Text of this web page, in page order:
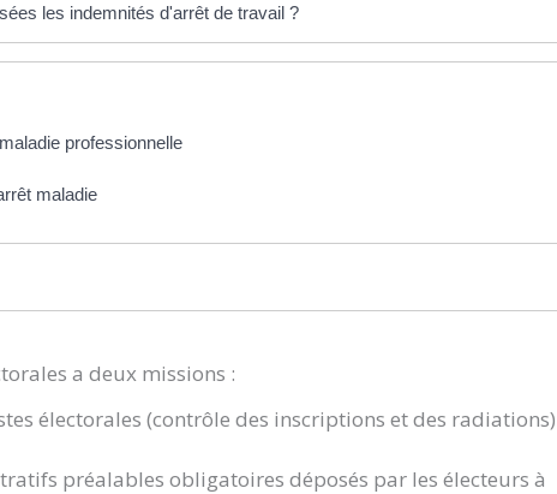
les indemnités d'arrêt de travail ?
professionnelle
maladie
a deux missions :
électorales (contrôle des inscriptions et des
préalables obligatoires déposés par les électeurs à